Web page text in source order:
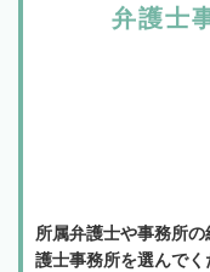
弁護士
所属弁護士や事務所
護士事務所を選んで